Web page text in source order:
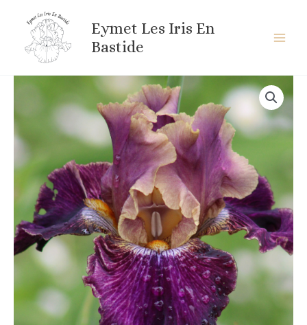
contenu
Eymet Les Iris En
Bastide
LET'S
FRIEND